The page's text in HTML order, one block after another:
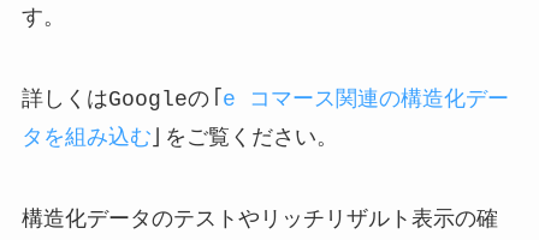
す。
詳しくはGoogleの「 e コマース関連の構造化デー
タを組み込む 」をご覧ください。
構造化データのテストやリッチリザルト表示の確